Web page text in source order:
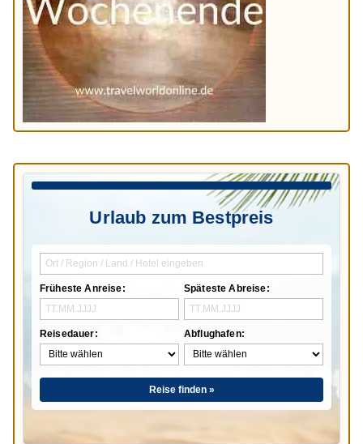
Urlaub zum Bestpreis
Früheste Anreise:
Reisedauer:
Späteste Abreise:
Abflughafen:
Reise finden »